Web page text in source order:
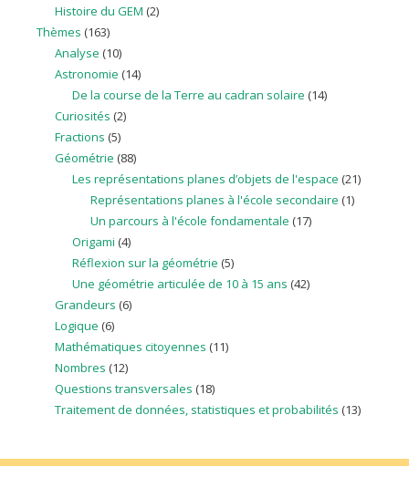
Histoire du GEM (2)
Thèmes (163)
Analyse (10)
Astronomie (14)
De la course de la Terre au cadran solaire (14)
Curiosités (2)
Fractions (5)
Géométrie (88)
Les représentations planes d’objets de l'espace (21)
Représentations planes à l'école secondaire (1)
Un parcours à l'école fondamentale (17)
Origami (4)
Réflexion sur la géométrie (5)
Une géométrie articulée de 10 à 15 ans (42)
Grandeurs (6)
Logique (6)
Mathématiques citoyennes (11)
Nombres (12)
Questions transversales (18)
Traitement de données, statistiques et probabilités (13)